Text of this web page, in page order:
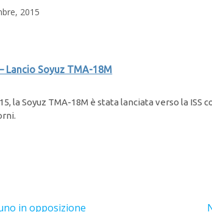
2015
Lancio Soyuz TMA-18M
la Soyuz TMA-18M è stata lanciata verso la ISS
in opposizione